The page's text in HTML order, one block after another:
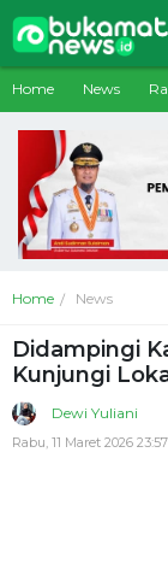
Home News
Home News
Didampingi
Kunjungi
Dewi Yuliani
Rabu, 11 Maret 2026 23:57